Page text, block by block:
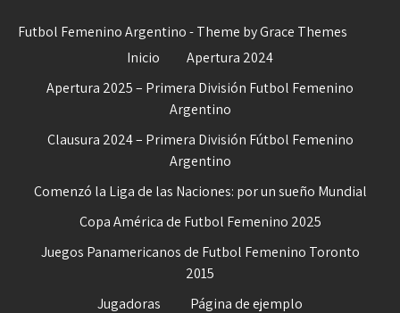
Futbol Femenino Argentino - Theme by Grace Themes
Inicio
Apertura 2024
Apertura 2025 – Primera División Futbol Femenino
Argentino
Clausura 2024 – Primera División Fútbol Femenino
Argentino
Comenzó la Liga de las Naciones: por un sueño Mundial
Copa América de Futbol Femenino 2025
Juegos Panamericanos de Futbol Femenino Toronto
2015
Jugadoras
Página de ejemplo